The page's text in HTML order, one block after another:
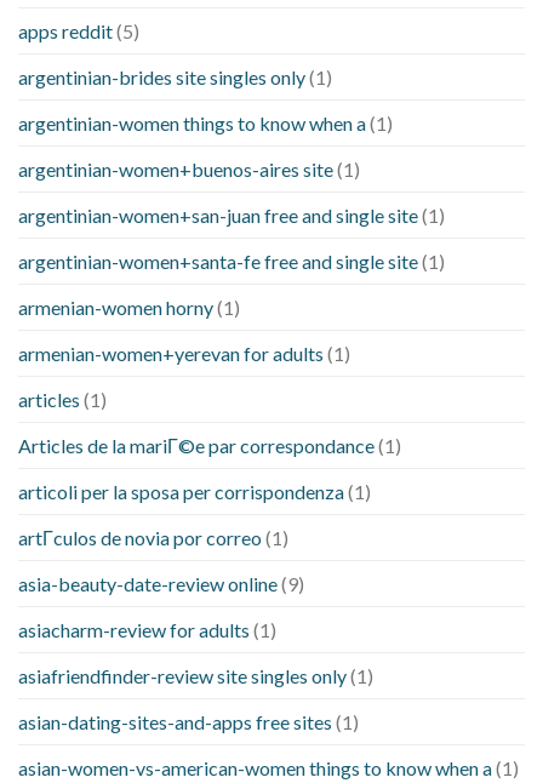
apps reddit(5)
argentinian-brides site singles only(1)
argentinian-women things to know when a(1)
argentinian-women+buenos-aires site(1)
argentinian-women+san-juan free and single site(1)
argentinian-women+santa-fe free and single site(1)
armenian-women horny(1)
armenian-women+yerevan for adults (1)
articles (1)
Articles de la mariГ©e par correspondance(1)
articoli per la sposa per corrispondenza(1)
artГ­culos de novia por correo (1)
asia-beauty-date-review online(9)
asiacharm-review for adults (1)
asiafriendfinder-review site singles only(1)
asian-dating-sites-and-apps free sites (1)
asian-women-vs-american-women things to know when a(1)